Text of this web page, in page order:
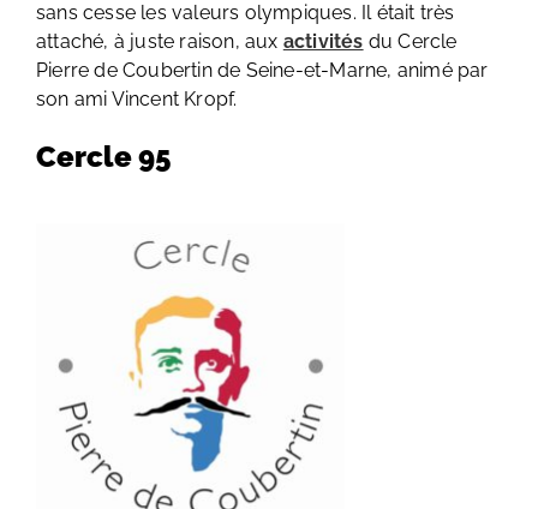
sans cesse les valeurs olympiques. Il était très
attaché, à juste raison, aux activités du Cercle
Pierre de Coubertin de Seine-et-Marne, animé par
son ami Vincent Kropf.
Cercle 95